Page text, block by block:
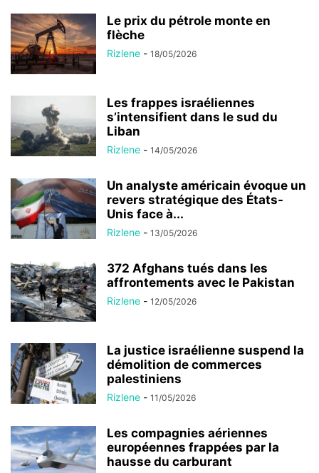
Le prix du pétrole monte en
flèche
Rizlene - 18/05/2026
Les frappes israéliennes
s’intensifient dans le sud du
Liban
Rizlene - 14/05/2026
Un analyste américain évoque un
revers stratégique des États-
Unis face à...
Rizlene - 13/05/2026
372 Afghans tués dans les
affrontements avec le Pakistan
Rizlene - 12/05/2026
La justice israélienne suspend la
démolition de commerces
palestiniens
Rizlene - 11/05/2026
Les compagnies aériennes
européennes frappées par la
hausse du carburant